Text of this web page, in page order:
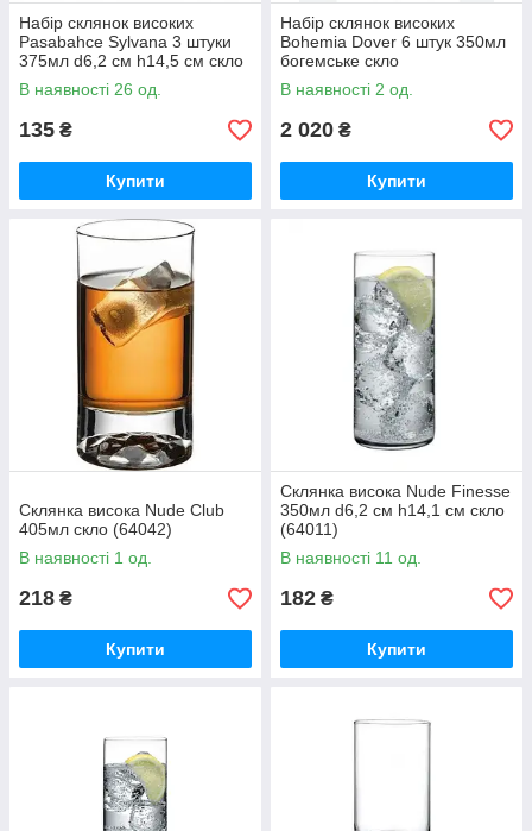
Набір склянок високих
Pasabahce Sylvana 3 штуки
375мл d6,2 см h14,5 см скло
(42812/3)
В наявності 26 од.
135 ₴
Купити
Набір склянок високих
Bohemia Dover 6 штук 350мл
богемське скло
(21105/15720/350)
В наявності 2 од.
2 020 ₴
Купити
Склянка висока Nude Club
405мл скло (64042)
В наявності 1 од.
218 ₴
Купити
Склянка висока Nude Finesse
350мл d6,2 см h14,1 см скло
(64011)
В наявності 11 од.
182 ₴
Купити